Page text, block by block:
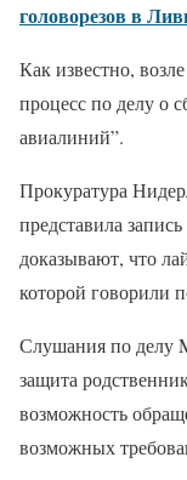
головорезов в
Как известно,
процесс по делу о
авиалиний”.
Прокуратура
представила
доказывают, что
которой говорили
Слушания по делу
защита
возможность
возможных